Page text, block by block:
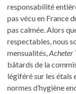
responsabilité
pas vécu en France
pas calmée. Alors
respectables, nous
mensualités,Acheter
bâtards de la
légiféré sur les étals
normes d’hygiène